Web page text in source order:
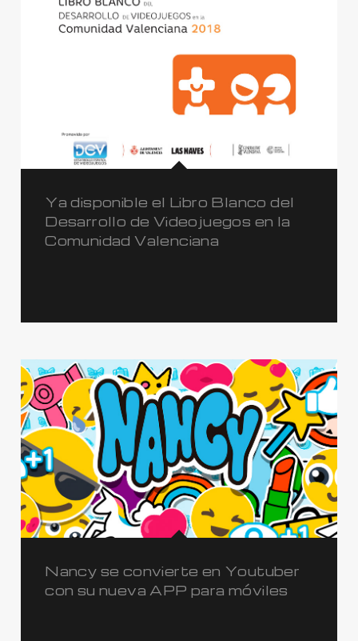
Ya disponible el Libro Blanco del
Desarrollo de Videojuegos en la
Comunidad Valenciana
Nancy se convierte en Youtuber
con su nueva APP para móviles